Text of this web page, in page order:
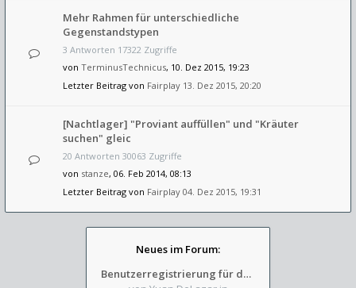
Mehr Rahmen für unterschiedliche
Gegenstandstypen
3 Antworten 17322 Zugriffe
von TerminusTechnicus, 10. Dez 2015, 19:23
Letzter Beitrag von Fairplay 13. Dez 2015, 20:20
[Nachtlager] "Proviant auffüllen" und "Kräuter
suchen" gleic
20 Antworten 30063 Zugriffe
von stanze, 06. Feb 2014, 08:13
Letzter Beitrag von Fairplay 04. Dez 2015, 19:31
Neues im Forum:
Benutzerregistrierung für das SchickHD-/SchweifHD-Forum gesperrt